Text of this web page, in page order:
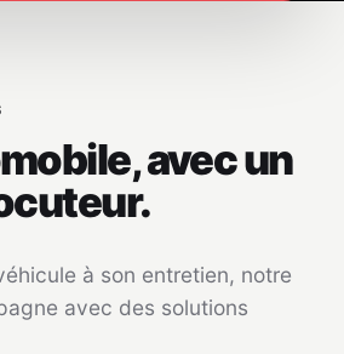
avec un
à son entretien, notre
avec des solutions